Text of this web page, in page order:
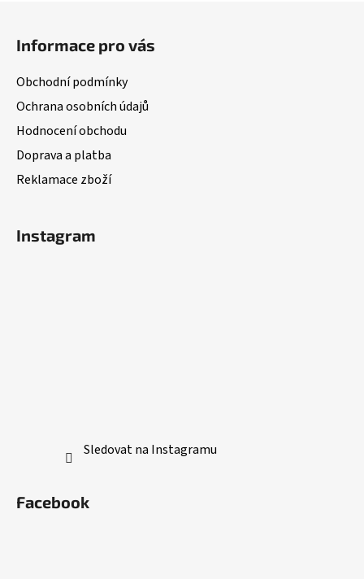
Informace pro vás
Obchodní podmínky
Ochrana osobních údajů
Hodnocení obchodu
Doprava a platba
Reklamace zboží
Instagram
Sledovat na Instagramu
Facebook